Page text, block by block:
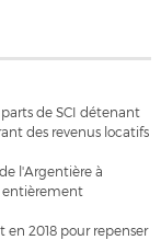
de SCI détenant
des revenus locatifs
l'Argentière à
entièrement
en 2018 pour repenser